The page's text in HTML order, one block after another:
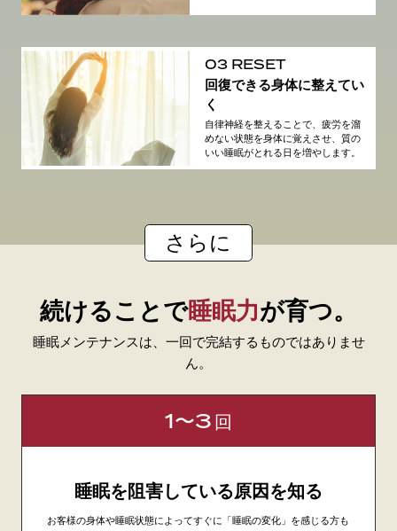
03 RESET
回復できる身体に整えてい
く
自律神経を整えることで、疲労を溜
めない状態を身体に覚えさせ、質の
いい睡眠がとれる日を増やします。
さらに
続けることで睡眠力が育つ。
睡眠メンテナンスは、一回で完結するものではありませ
ん。
1〜3 回
睡眠を阻害している原因を知る
お客様の身体や睡眠状態によってすぐに「睡眠の変化」を感じる方も